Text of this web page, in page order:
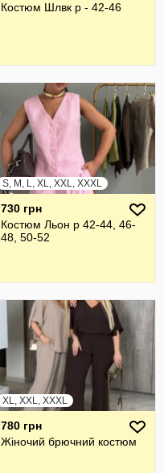
Костюм Шлвк р - 42-46
S, M, L, XL, XXL, XXXL
730 грн
Костюм Льон р 42-44, 46-
48, 50-52
XL, XXL, XXXL
780 грн
Жiночий брючний костюм